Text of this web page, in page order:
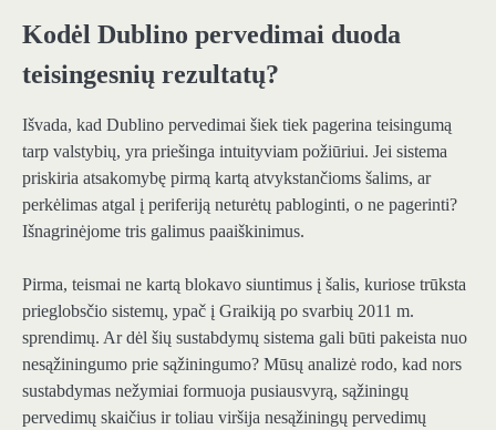
Kodėl Dublino pervedimai duoda
teisingesnių rezultatų?
Išvada, kad Dublino pervedimai šiek tiek pagerina teisingumą
tarp valstybių, yra priešinga intuityviam požiūriui. Jei sistema
priskiria atsakomybę pirmą kartą atvykstančioms šalims, ar
perkėlimas atgal į periferiją neturėtų pabloginti, o ne pagerinti?
Išnagrinėjome tris galimus paaiškinimus.
Pirma, teismai ne kartą blokavo siuntimus į šalis, kuriose trūksta
prieglobsčio sistemų, ypač į Graikiją po svarbių 2011 m.
sprendimų. Ar dėl šių sustabdymų sistema gali būti pakeista nuo
nesąžiningumo prie sąžiningumo? Mūsų analizė rodo, kad nors
sustabdymas nežymiai formuoja pusiausvyrą, sąžiningų
pervedimų skaičius ir toliau viršija nesąžiningų pervedimų